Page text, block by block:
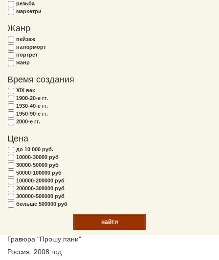
резьба
маркетри
Жанр
пейзаж
натюрморт
портрет
жанр
Время создания
XIX век
1900-20-е гг.
1930-40-е гг.
1950-90-е гг.
2000-е гг.
Цена
до 10 000 руб.
10000-30000 руб
30000-50000 руб
50000-100000 руб
100000-200000 руб
200000-300000 руб
300000-500000 руб
больше 500000 руб
найти
Гравюра "Прошу пани"
Россия, 2008 год